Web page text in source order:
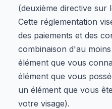
(deuxième directive sur
Cette réglementation
des paiements et des
combinaison d'au
élément que vous
élément que vous
un élément que vous
votre visage).